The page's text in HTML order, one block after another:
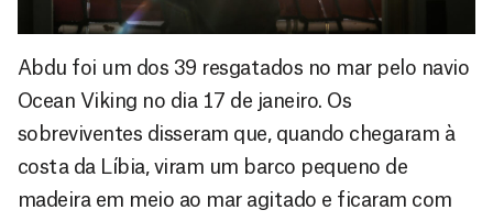
Abdu foi um dos 39 resgatados no mar pelo navio
Ocean Viking no dia 17 de janeiro. Os
sobreviventes disseram que, quando chegaram à
costa da Líbia, viram um barco pequeno de
madeira em meio ao mar agitado e ficaram com